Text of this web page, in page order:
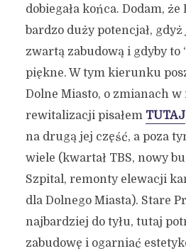
dobiegała końca. Dodam,
bardzo duży potencjał,
zwartą zabudową i gdyby to
piękne. W tym kierunku
Dolne Miasto, o zmianach w
rewitalizacji pisałem TUTAJ
na drugą jej część, a poza
wiele (kwartał TBS, nowy
Szpital, remonty elewacji
dla Dolnego Miasta). Stare
najbardziej do tyłu, tutaj
zabudowę i ogarniać